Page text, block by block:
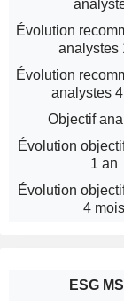
Évolution
analystes
Évolution
analystes
Objectif
Évolution
1 an
Évolution
4 mois
ESG